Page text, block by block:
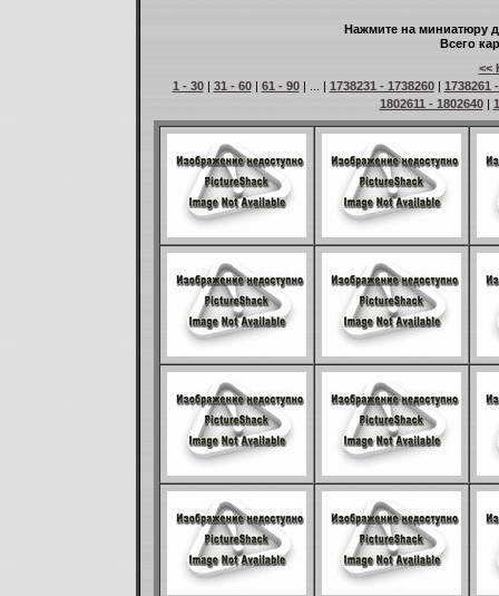
Нажмите на миниатюру
Всего
<<
1 - 30| 31 - 60| 61 - 90| ... | 1738231 - 1738260| 1738261
1802611 - 1802640|